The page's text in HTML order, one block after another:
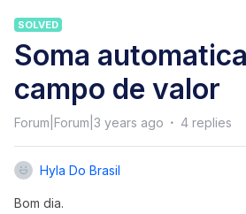
SOLVED
Soma
campo de valor
Forum|Forum|3 years ago 4 replies
Hyla Do Brasil
Bom dia.